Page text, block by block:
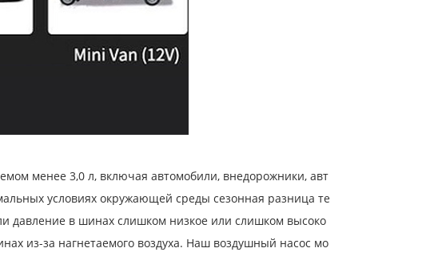
менее 3,0 л, включая автомобили, внедорожники, авт
условиях окружающей среды сезонная разница те
давление в шинах слишком низкое или слишком высоко
из-за нагнетаемого воздуха. Наш воздушный насос мо